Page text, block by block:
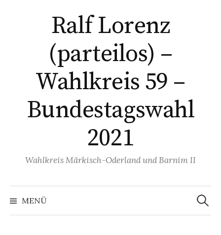
Ralf Lorenz
(parteilos) –
Wahlkreis 59 –
Bundestagswahl
2021
Wahlkreis Märkisch-Oderland und Barnim II
MENÜ
Suchen
nach: